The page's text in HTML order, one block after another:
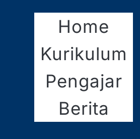
Home
Kurikulum
Pengajar
Berita